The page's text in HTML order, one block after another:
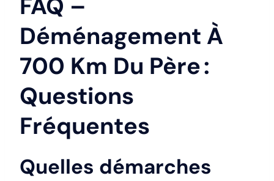
FAQ –
Déménagement À
700 Km Du Père :
Questions
Fréquentes
Quelles démarches